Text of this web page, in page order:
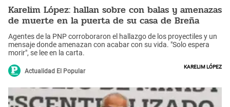
Karelim López: hallan sobre con balas y amenazas
de muerte en la puerta de su casa de Breña
Agentes de la PNP corroboraron el hallazgo de los proyectiles y un
mensaje donde amenazan con acabar con su vida. "Solo espera
morir", se lee en la carta.
Actualidad El Popular
Karelim López